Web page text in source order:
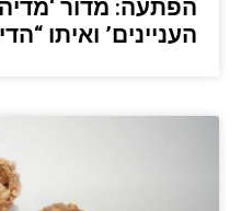
הפתעה: מדור
העניינים’ ואיתו